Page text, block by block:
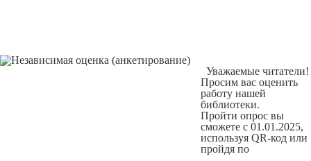
Уважаемые читатели!
Просим вас оценить
работу нашей
библиотеки.
Пройти опрос вы
сможете с 01.01.2025,
используя QR-код или
пройдя по